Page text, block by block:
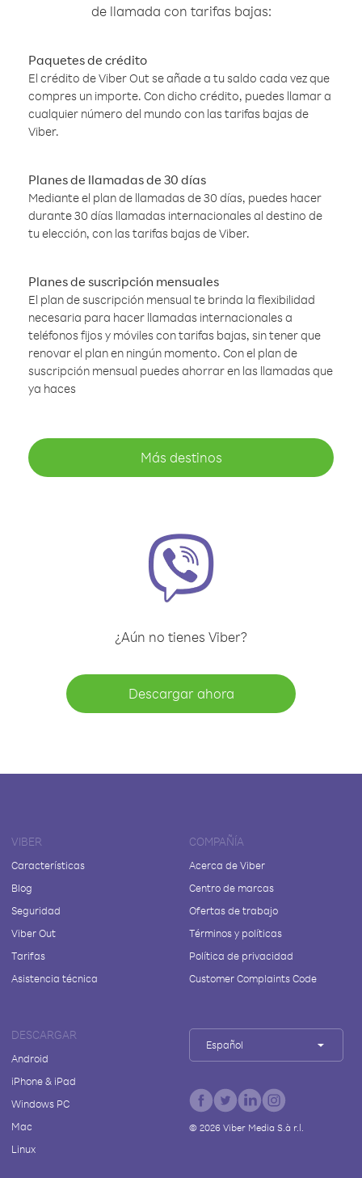
de llamada con tarifas bajas:
Paquetes de crédito
El crédito de Viber Out se añade a tu saldo cada vez que
compres un importe. Con dicho crédito, puedes llamar a
cualquier número del mundo con las tarifas bajas de
Viber.
Planes de llamadas de 30 días
Mediante el plan de llamadas de 30 días, puedes hacer
durante 30 días llamadas internacionales al destino de
tu elección, con las tarifas bajas de Viber.
Planes de suscripción mensuales
El plan de suscripción mensual te brinda la flexibilidad
necesaria para hacer llamadas internacionales a
teléfonos fijos y móviles con tarifas bajas, sin tener que
renovar el plan en ningún momento. Con el plan de
suscripción mensual puedes ahorrar en las llamadas que
ya haces
Más destinos
¿Aún no tienes Viber?
Descargar ahora
VIBER
Características
Blog
Seguridad
Viber Out
Tarifas
Asistencia técnica
COMPAÑÍA
Acerca de Viber
Centro de marcas
Ofertas de trabajo
Términos y políticas
Política de privacidad
Customer Complaints Code
DESCARGAR
Android
iPhone & iPad
Windows PC
Mac
Linux
Español
© 2026Viber Media S.à r.l.